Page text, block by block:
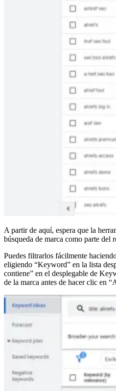
A partir de aquí, espera que la
búsqueda de marca como parte del
Puedes filtrarlos fácilmente
eligiendo “Keyword” en la lista
contiene” en el desplegable de
de la marca antes de hacer clic en